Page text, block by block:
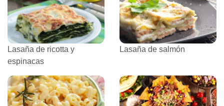
Lasaña de ricotta y
espinacas
Lasaña de salmón